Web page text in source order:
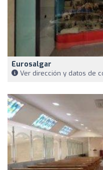
Eurosalgar
Ver dirección y datos de